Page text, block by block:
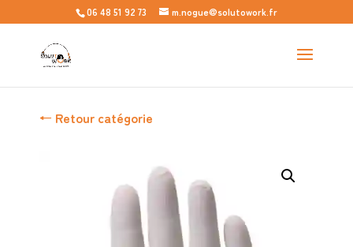
06 48 51 92 73 m.nogue@solutowork.fr
← Retour catégorie